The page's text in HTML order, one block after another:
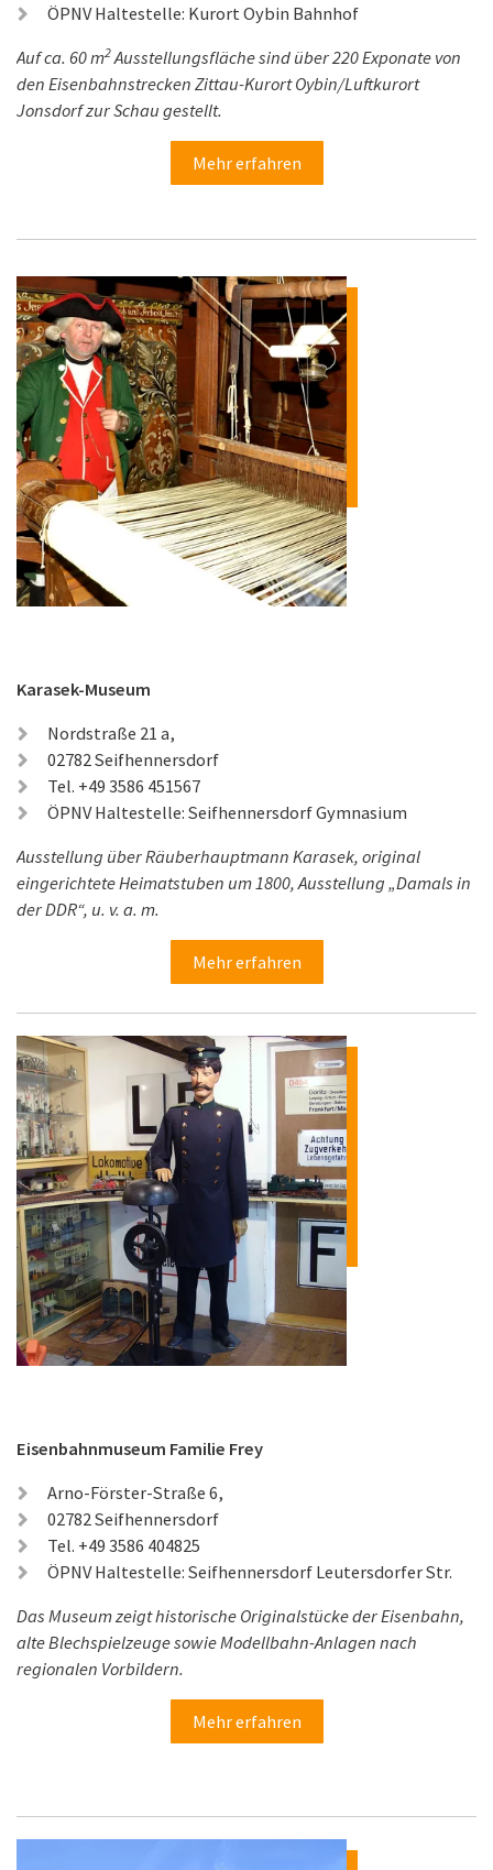
ÖPNV Haltestelle: Kurort Oybin Bahnhof
Auf ca. 60 m2Ausstellungsfläche sind über 220 Exponate von
den Eisenbahnstrecken Zittau-Kurort Oybin/Luftkurort
Jonsdorf zur Schau gestellt.
Mehr erfahren
Karasek-Museum
Nordstraße 21 a,
02782 Seifhennersdorf
Tel. +49 3586 451567
ÖPNV Haltestelle: Seifhennersdorf Gymnasium
Ausstellung über Räuberhauptmann Karasek, original
eingerichtete Heimatstuben um 1800, Ausstellung „Damals in
der DDR“, u. v. a. m.
Mehr erfahren
Eisenbahnmuseum Familie Frey
Arno-Förster-Straße 6,
02782 Seifhennersdorf
Tel. +49 3586 404825
ÖPNV Haltestelle: Seifhennersdorf Leutersdorfer Str.
Das Museum zeigt historische Originalstücke der Eisenbahn,
alte Blechspielzeuge sowie Modellbahn-Anlagen nach
regionalen Vorbildern.
Mehr erfahren